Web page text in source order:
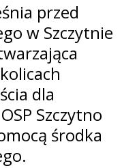
przed
w Szczytnie
dla
Szczytno
środka